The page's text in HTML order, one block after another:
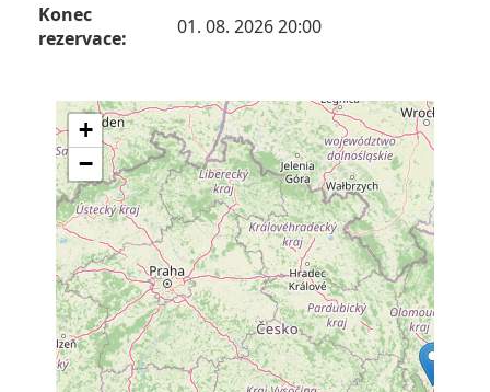
Konec
rezervace:
01. 08. 2026 20:00